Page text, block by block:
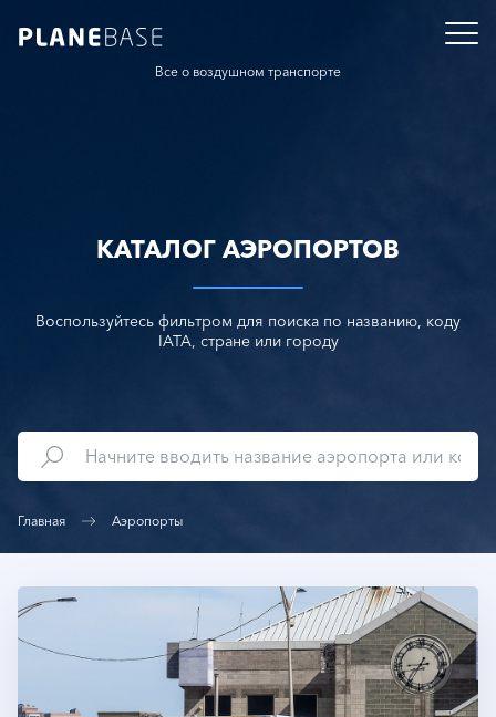
Все о воздушном транспорте
КАТАЛОГ АЭРОПОРТОВ
Воспользуйтесь фильтром для поиска по названию, коду
IATA, стране или городу
Главная Аэропорты